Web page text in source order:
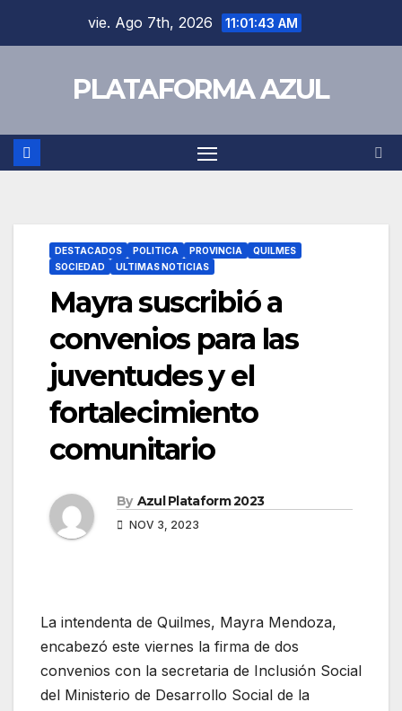
vie. Ago 7th, 2026 11:01:44 AM
PLATAFORMA AZUL
DESTACADOS POLITICA PROVINCIA
QUILMES
SOCIEDAD
ULTIMAS NOTICIAS
Mayra suscribió a
convenios para las
juventudes y el
fortalecimiento
comunitario
By Azul Plataform 2023
NOV 3, 2023
La intendenta de Quilmes, Mayra Mendoza,
encabezó este viernes la firma de dos
convenios con la secretaria de Inclusión Social
del Ministerio de Desarrollo Social de la